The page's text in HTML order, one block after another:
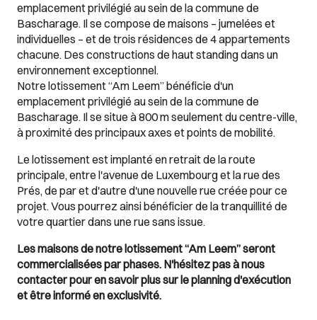
emplacement privilégié au sein de la commune de
Bascharage. Il se compose de maisons – jumelées et
individuelles – et de trois résidences de 4 appartements
chacune. Des constructions de haut standing dans un
environnement exceptionnel.
Notre lotissement “Am Leem” bénéficie d'un
emplacement privilégié au sein de la commune de
Bascharage. Il se situe à 800 m seulement du centre-ville,
à proximité des principaux axes et points de mobilité.
Le lotissement est implanté en retrait de la route
principale, entre l'avenue de Luxembourg et la rue des
Prés, de par et d'autre d'une nouvelle rue créée pour ce
projet. Vous pourrez ainsi bénéficier de la tranquillité de
votre quartier dans une rue sans issue.
Les maisons de notre lotissement “Am Leem” seront
commercialisées par phases. N'hésitez pas à nous
contacter pour en savoir plus sur le planning d'exécution
et être informé en exclusivité.